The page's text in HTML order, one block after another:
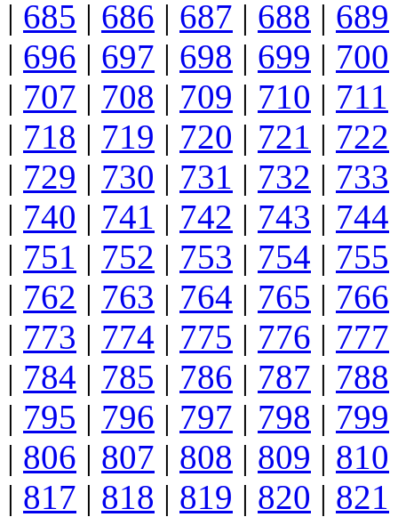
| 685 | 686 | 687 | 688 | 689
| 696 | 697 | 698 | 699 | 700
| 707 | 708 | 709 | 710 | 711
| 718 | 719 | 720 | 721 | 722
| 729 | 730 | 731 | 732 | 733
| 740 | 741 | 742 | 743 | 744
| 751 | 752 | 753 | 754 | 755
| 762 | 763 | 764 | 765 | 766
| 773 | 774 | 775 | 776 | 777
| 784 | 785 | 786 | 787 | 788
| 795 | 796 | 797 | 798 | 799
| 806 | 807 | 808 | 809 | 810
| 817 | 818 | 819 | 820 | 821